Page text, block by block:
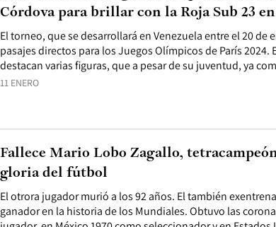
11 ENERO
El torneo, que se desarrollará en Venezuela entre el 20 de
pasajes directos para los Juegos Olímpicos de París
destacan varias figuras, que a pesar de su juventud, ya
Córdova para brillar con la Roja Sub 23
El otrora jugador murió a los 92 años. El también
ganador en la historia de los Mundiales. Obtuvo las
Fallece Mario Lobo Zagallo,
gloria del fútbol